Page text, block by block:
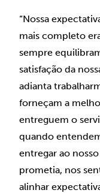
“Nossa
mais completo
sempre
satisfação da
adianta
forneçam a
entreguem o
quando
entregar ao
prometia, nos
alinhar